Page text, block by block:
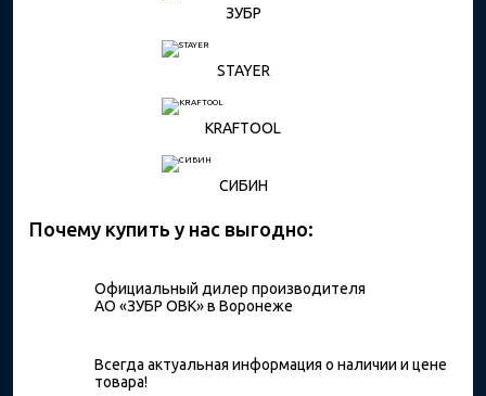
ЗУБР
STAYER
KRAFTOOL
СИБИН
Почему купить у нас выгодно:
Официальный дилер производителя
АО «ЗУБР ОВК» в Воронеже
Всегда актуальная информация о наличии и цене
товара!